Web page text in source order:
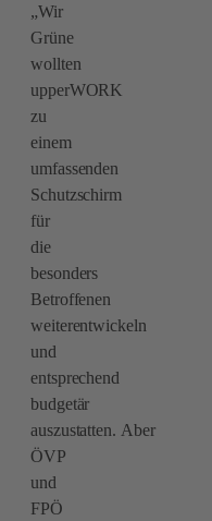
„Wir
Grüne
wollten
upperWORK
zu
einem
umfassenden
Schutzschirm
für
die
besonders
Betroffenen
weiterentwickeln
und
entsprechend
budgetär
auszustatten. Aber
ÖVP
und
FPÖ